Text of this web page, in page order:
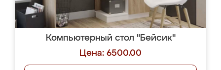
Компьютерный стол "Бейсик"
Цена: 6500.00